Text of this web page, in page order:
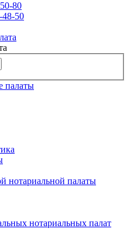
80
48-50
палаты
нотариальной палаты
нотариальных палат